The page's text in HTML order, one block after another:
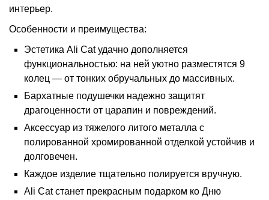
интерьер.
Особенности и преимущества:
Эстетика Ali Cat удачно дополняется
функциональностью: на ней уютно разместятся 9
колец — от тонких обручальных до массивных.
Бархатные подушечки надежно защитят
драгоценности от царапин и повреждений.
Аксессуар из тяжелого литого металла с
полированной хромированной отделкой устойчив и
долговечен.
Каждое изделие тщательно полируется вручную.
Ali Cat станет прекрасным подарком ко Дню